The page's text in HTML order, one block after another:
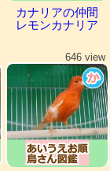
カナリアの仲間
レモンカナリア
646 view